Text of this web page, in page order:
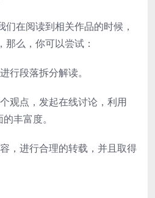
在阅读到相关作品的时候，
么，你可以尝试：
段落拆分解读。
观点，发起在线讨论，利用
丰富度。
，进行合理的转载，并且取得